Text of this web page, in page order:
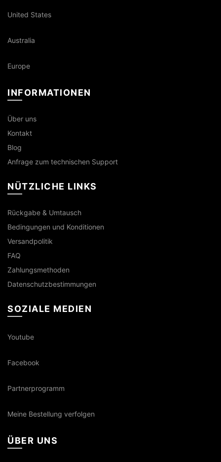
United States
Australia
Europe
INFORMATIONEN
Über uns
Kontakt
Blog
Anfrage zum technischen Support
NÜTZLICHE LINKS
Rückgabe & Umtausch
Bedingungen und Konditionen
Versandpolitik
FAQ
Zahlungsmethoden
Datenschutzbestimmungen
SOZIALE MEDIEN
Youtube
Facebook
Partnerprogramm
Meine Bestellung verfolgen
ÜBER UNS